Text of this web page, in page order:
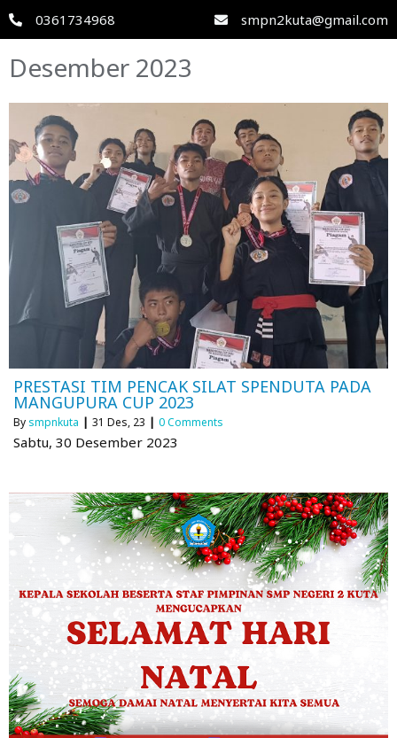
0361734968 smpn2kuta@gmail.com
Desember 2023
PRESTASI TIM PENCAK SILAT SPENDUTA PADA
MANGUPURA CUP 2023
By smpnkuta | 31 Des, 23 | 0 Comments
Sabtu, 30 Desember 2023